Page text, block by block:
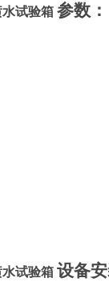
试验箱 参数：
试验箱 设备